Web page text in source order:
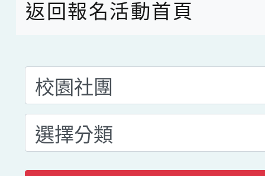
返回報名活動首頁